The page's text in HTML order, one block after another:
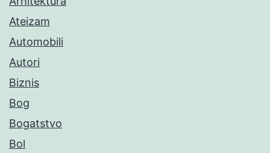
Ateizam
Automobili
Autori
Biznis
Bog
Bogatstvo
Bol